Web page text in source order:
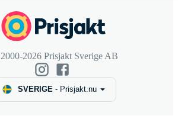
2026 Prisjakt Sverige AB
SVERIGE- Prisjakt.nu